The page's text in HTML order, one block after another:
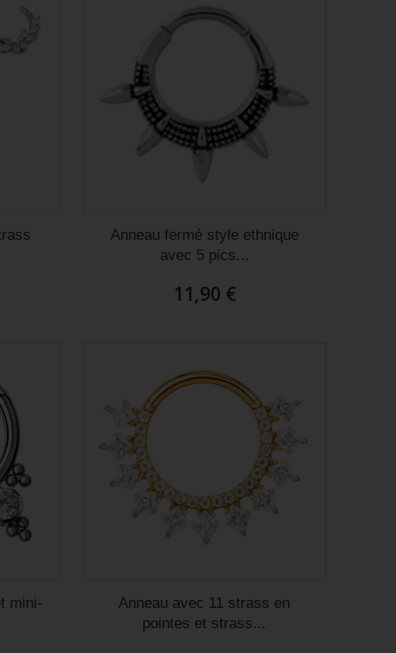
Anneau fermé style ethnique
avec 5 pics...
11,90 €
mini-
Anneau avec 11 strass en
pointes et strass...